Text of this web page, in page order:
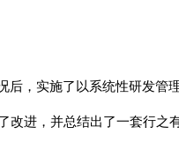
，实施了以系统性研发管
改进，并总结出了一套行